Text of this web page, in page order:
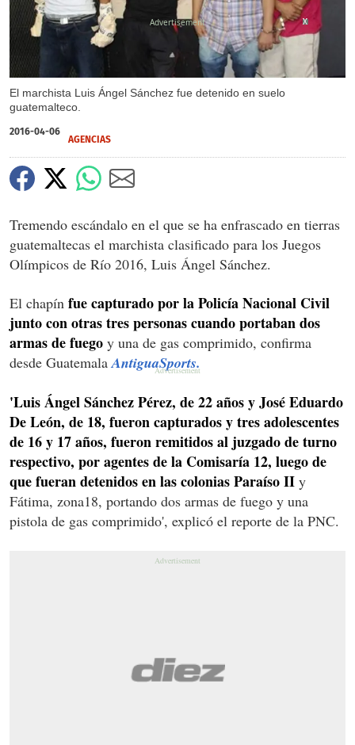
El marchista Luis Ángel Sánchez fue detenido en suelo
guatemalteco.
X
X
2016-04-06
AGENCIAS
Tremendo escándalo en el que se ha enfrascado en tierras
guatemaltecas el marchista clasificado para los Juegos
Olímpicos de Río 2016, Luis Ángel Sánchez.
El chapín fue capturado por la Policía Nacional Civil
junto con otras tres personas cuando portaban dos
armas de fuego y una de gas comprimido, confirma
desde Guatemala AntiguaSports.
'Luis Ángel Sánchez Pérez, de 22 años y José Eduardo
De León, de 18, fueron capturados y tres adolescentes
de 16 y 17 años, fueron remitidos al juzgado de turno
respectivo, por agentes de la Comisaría 12, luego de
que fueran detenidos en las colonias Paraíso II y
Fátima, zona18, portando dos armas de fuego y una
pistola de gas comprimido', explicó el reporte de la PNC.